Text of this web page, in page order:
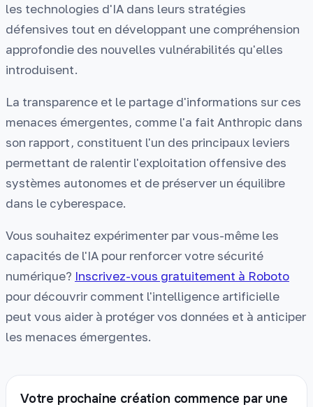
les technologies d'IA dans leurs stratégies
défensives tout en développant une compréhension
approfondie des nouvelles vulnérabilités qu'elles
introduisent.
La transparence et le partage d'informations sur ces
menaces émergentes, comme l'a fait Anthropic dans
son rapport, constituent l'un des principaux leviers
permettant de ralentir l'exploitation offensive des
systèmes autonomes et de préserver un équilibre
dans le cyberespace.
Vous souhaitez expérimenter par vous-même les
capacités de l'IA pour renforcer votre sécurité
numérique? Inscrivez-vous gratuitement à Roboto
pour découvrir comment l'intelligence artificielle
peut vous aider à protéger vos données et à anticiper
les menaces émergentes.
Votre prochaine création commence par une